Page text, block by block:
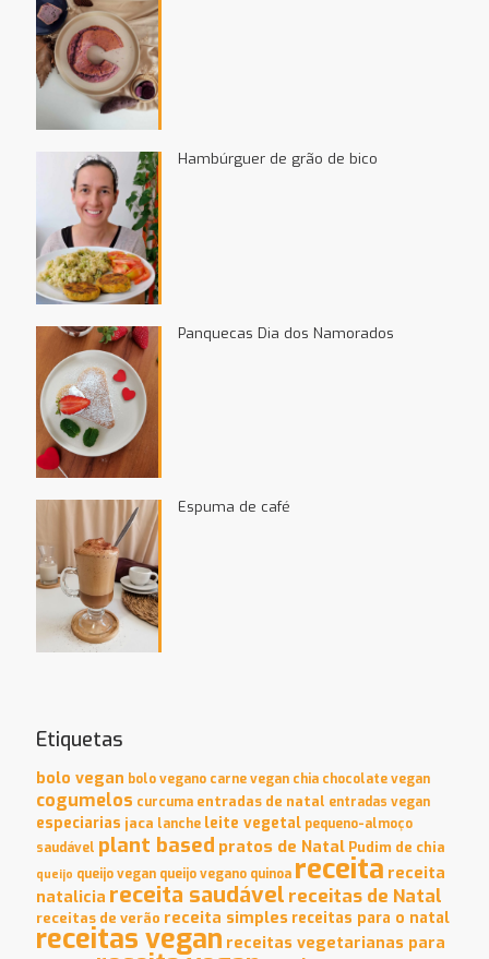
Hambúrguer de grão de bico
Panquecas Dia dos Namorados
Espuma de café
Etiquetas
bolo vegan bolo vegano carne vegan chia chocolate vegan
cogumelos curcuma entradas de natal entradas vegan
especiarias jaca lanche leite vegetal pequeno-almoço
saudável plant based pratos de Natal Pudim de chia
queijo queijo vegan queijo vegano quinoa receita receita
natalicia receita saudável receitas de Natal
receitas de verão receita simples receitas para o natal
receitas vegan receitas vegetarianas para